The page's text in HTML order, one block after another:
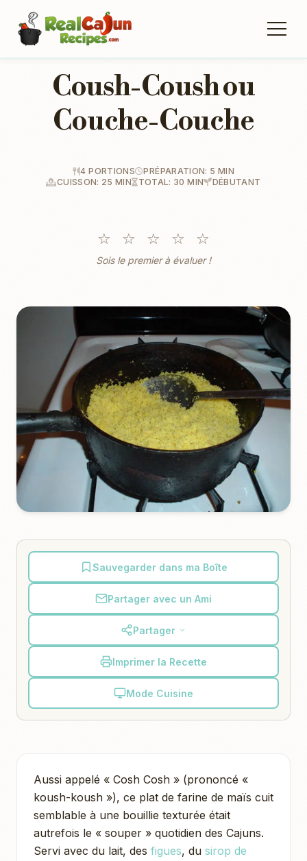
Coush-Coush ou
Couche-Couche
4 PORTIONS
PRÉPARATION: 5 MIN
CUISSON: 25 MIN
TOTAL: 30 MIN DÉBUTANT
☆ ☆ ☆ ☆ ☆
Sois le premier à évaluer !
Sauvegarder dans ma Boîte
Partager avec un Ami
Partager
Imprimer la Recette
Mode Cuisine
Aussi appelé « Cosh Cosh » (prononcé «
koush-koush »), ce plat de farine de maïs cuit
semblable à une bouillie texturée était
autrefois le « souper » quotidien des Cajuns.
Servi avec du lait, des figues, du sirop de